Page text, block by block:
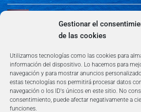
Gestionar el
de las cookies
Utilizamos tecnologías como las cookies para
información del dispositivo. Lo hacemos para
navegación y para mostrar anuncios
estas tecnologías nos permitirá procesar datos
navegación o los ID's únicos en este sitio. No
consentimiento, puede afectar negativamente a
funciones.
Guía de Madrid: Arte, Cultura,
Entretenimiento